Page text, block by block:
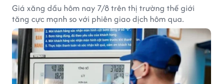
Giá xăng dầu hôm nay 7/8 trên thị trường thế giới
tăng cực mạnh so với phiên giao dịch hôm qua.